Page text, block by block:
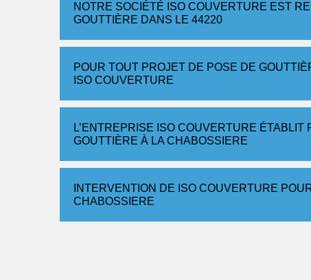
NOTRE SOCIÉTÉ ISO COUVERTURE EST
GOUTTIÈRE DANS LE 44220
POUR TOUT PROJET DE POSE DE
ISO COUVERTURE
L’ENTREPRISE ISO COUVERTURE
GOUTTIÈRE À LA CHABOSSIERE
INTERVENTION DE ISO COUVERTURE
CHABOSSIERE